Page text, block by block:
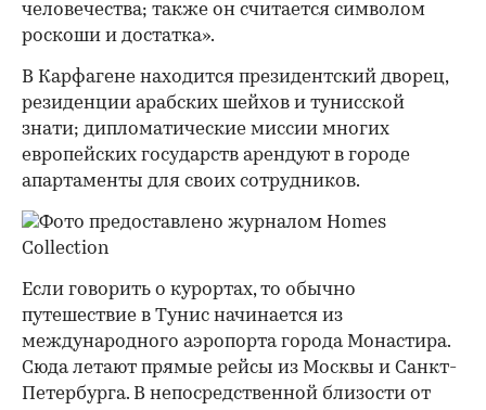
человечества; также он считается символом
роскоши и достатка».
В Карфагене находится президентский дворец,
резиденции арабских шейхов и тунисской
знати; дипломатические миссии многих
европейских государств арендуют в городе
апартаменты для своих сотрудников.
Если говорить о курортах, то обычно
путешествие в Тунис начинается из
международного аэропорта города Монастира.
Сюда летают прямые рейсы из Москвы и Санкт-
Петербурга. В непосредственной близости от